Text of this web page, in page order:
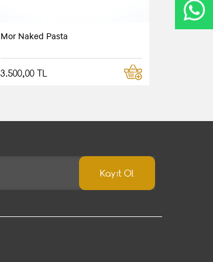
Mor Naked Pasta
3.500,00 TL
Kayıt Ol